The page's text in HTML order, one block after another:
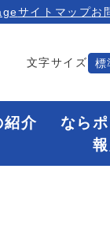
サイトマップお
文字サイズ 標
紹介
なら